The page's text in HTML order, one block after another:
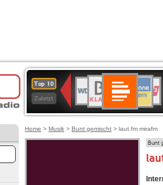
Top 10
Zuletzt
Deutschlandfunk
80er
90er
OLDIE
ANTENNE
SWR3
4
BR-
KLASSIK
Deutschlandfunk
Kultur
ANTENNE
BAYERN
SWR
Kultur
NDR
2
Home > Musik > Bunt gemischt > laut.fm mirafm
Bunt